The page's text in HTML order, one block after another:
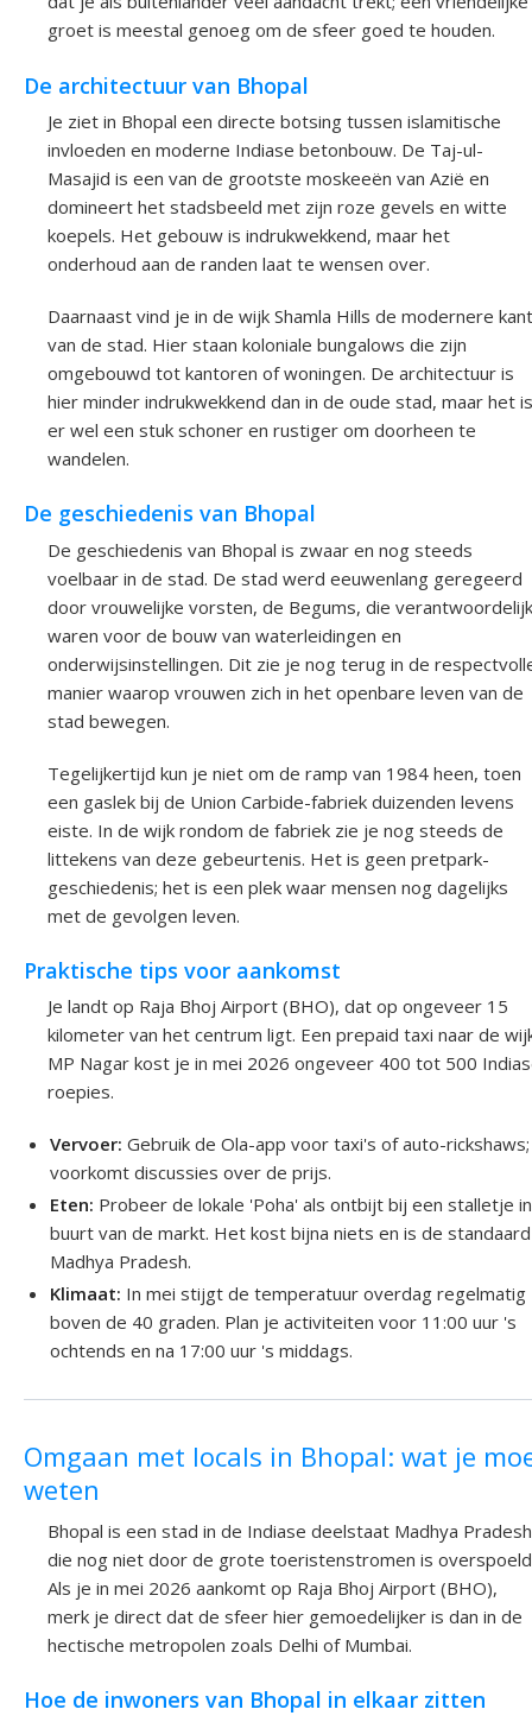
groet is meestal genoeg om de sfeer goed te houden.
De architectuur van Bhopal
Je ziet in Bhopal een directe botsing tussen islamitische
invloeden en moderne Indiase betonbouw. De Taj-ul-
Masajid is een van de grootste moskeeën van Azië en
domineert het stadsbeeld met zijn roze gevels en witte
koepels. Het gebouw is indrukwekkend, maar het
onderhoud aan de randen laat te wensen over.
Daarnaast vind je in de wijk Shamla Hills de modernere kant
van de stad. Hier staan koloniale bungalows die zijn
omgebouwd tot kantoren of woningen. De architectuur is
hier minder indrukwekkend dan in de oude stad, maar het is
er wel een stuk schoner en rustiger om doorheen te
wandelen.
De geschiedenis van Bhopal
De geschiedenis van Bhopal is zwaar en nog steeds
voelbaar in de stad. De stad werd eeuwenlang geregeerd
door vrouwelijke vorsten, de Begums, die verantwoordelijk
waren voor de bouw van waterleidingen en
onderwijsinstellingen. Dit zie je nog terug in de
manier waarop vrouwen zich in het openbare leven van de
stad bewegen.
Tegelijkertijd kun je niet om de ramp van 1984 heen, toen
een gaslek bij de Union Carbide-fabriek duizenden levens
eiste. In de wijk rondom de fabriek zie je nog steeds de
littekens van deze gebeurtenis. Het is geen pretpark-
geschiedenis; het is een plek waar mensen nog dagelijks
met de gevolgen leven.
Praktische tips voor aankomst
Je landt op Raja Bhoj Airport (BHO), dat op ongeveer 15
kilometer van het centrum ligt. Een prepaid taxi naar de
MP Nagar kost je in mei 2026 ongeveer 400 tot 500
roepies.
Vervoer: Gebruik de Ola-app voor taxi's of auto-
voorkomt discussies over de prijs.
Eten: Probeer de lokale 'Poha' als ontbijt bij een stalletje
buurt van de markt. Het kost bijna niets en is de
Madhya Pradesh.
Klimaat: In mei stijgt de temperatuur overdag regelmatig
boven de 40 graden. Plan je activiteiten voor 11:00 uur 's
ochtends en na 17:00 uur 's middags.
Omgaan met locals in Bhopal: wat je
weten
Bhopal is een stad in de Indiase deelstaat Madhya Pradesh
die nog niet door de grote toeristenstromen is
Als je in mei 2026 aankomt op Raja Bhoj Airport (BHO),
merk je direct dat de sfeer hier gemoedelijker is dan in de
hectische metropolen zoals Delhi of Mumbai.
Hoe de inwoners van Bhopal in elkaar zitten